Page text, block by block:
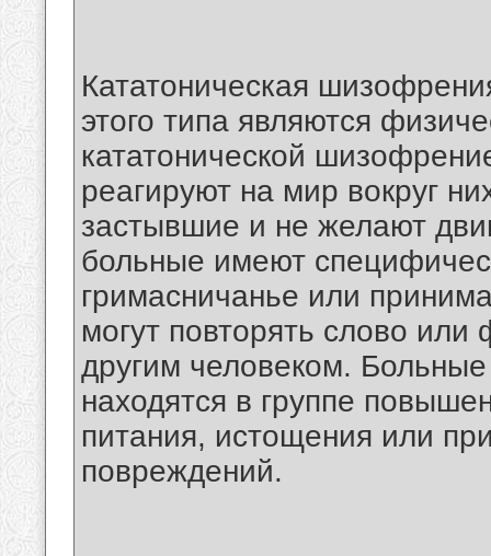
Кататоническая
этого типа являются
кататонической
реагируют на мир вокруг
застывшие и не желают
больные имеют
гримасничанье или
могут повторять слово или
другим человеком.
находятся в группе
питания, истощения или
повреждений.